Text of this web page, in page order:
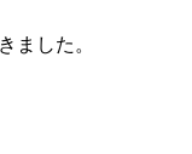
ました。